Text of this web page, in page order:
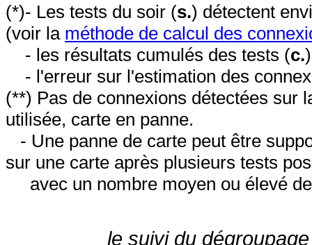
(*)- Les tests du soir (s.) détectent
(voir la méthode de calcul des
- les résultats cumulés des tests (c.
- l'erreur sur l'estimation des
(**) Pas de connexions détectées sur
utilisée, carte en panne.
- Une panne de carte peut être
sur une carte après plusieurs tests
avec un nombre moyen ou élevé
le suivi du